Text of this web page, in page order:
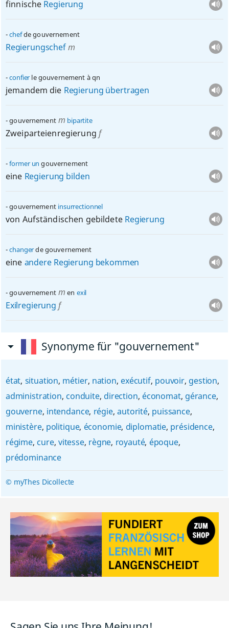
finnische Regierung
chefde gouvernement
Regierungschefm
confier le gouvernement àqn
jemandem die Regierung übertragen
gouvernementm bipartite
Zweiparteienregierung f
former un gouvernement
eine Regierung bilden
gouvernement insurrectionnel
von Aufständischen gebildete Regierung
changerde gouvernement
eine andere Regierung bekommen
gouvernementm en exil
Exilregierung f
Synonyme für "gouvernement"
état, situation, métier, nation, exécutif, pouvoir, gestion,
administration, conduite, direction, économat, gérance,
gouverne, intendance, régie,autorité, puissance,
ministère, politique, économie, diplomatie, présidence,
régime, cure, vitesse, règne, royauté, époque,
prédominance
© myThes Dicollecte